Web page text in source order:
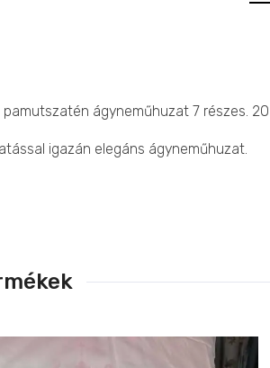
pamutszatén ágyneműhuzat 7 részes.
igazán elegáns ágyneműhuzat.